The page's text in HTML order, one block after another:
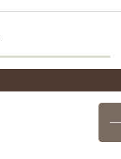
自転車
自転車
自転車